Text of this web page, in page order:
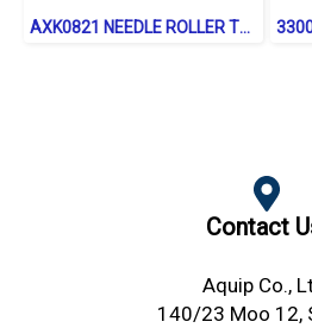
AXK0821 NEEDLE ROLLER THRUST WASHER BEARING
Contact
Aquip Co.,
140/23 Moo 12,